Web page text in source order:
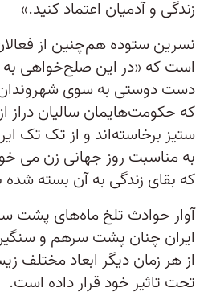
زندگی و آدمیان اعتماد کنید.»
نسرین ستوده هم‌چنین از
است که «در این صلح‌خواهی به
دست دوستی به سوی شهروندان
که حکومت‌هایمان سالیان دراز
ستیز برخاسته‌اند و از تک تک
به مناسبت روز جهانی زن می
که بقای زندگی به آن بسته
آوار حوادث تلخ ماه‌های پشت
ایران چنان پشت سرهم و
از هر زمان دیگر ابعاد مختلف
تحت تاثیر خود قرار داده است.